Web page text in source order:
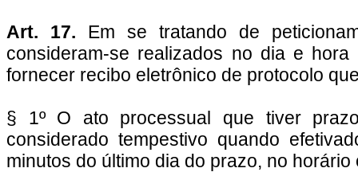
Art. 17. Em se tratando de
consideram-se realizados no dia e
fornecer recibo eletrônico de protocolo
§ 1º O ato processual que tiver
considerado tempestivo quando
minutos do último dia do prazo, no